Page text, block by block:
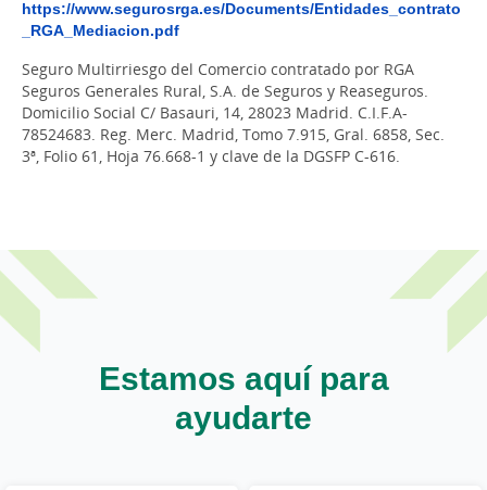
https://www.segurosrga.es/Documents/Entidades_contrato
_RGA_Mediacion.pdf
Seguro Multirriesgo del Comercio contratado por RGA
Seguros Generales Rural, S.A. de Seguros y Reaseguros.
Domicilio Social C/ Basauri, 14, 28023 Madrid. C.I.F.A-
78524683. Reg. Merc. Madrid, Tomo 7.915, Gral. 6858, Sec.
3ª, Folio 61, Hoja 76.668-1 y clave de la DGSFP C-616.
Estamos aquí para
ayudarte